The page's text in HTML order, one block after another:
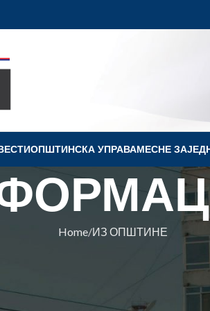
OПШТИНСКА УПРАВАМЕСНЕ
Home ИЗ ОПШТИНЕ
БЕСПЛАТНИХ
АПРИЛА